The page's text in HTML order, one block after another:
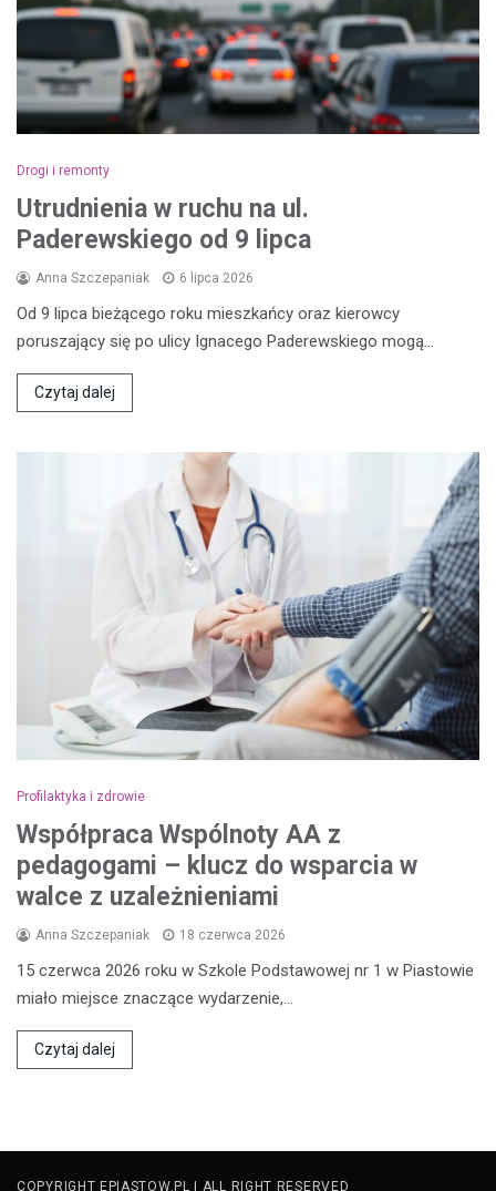
Drogi i remonty
Utrudnienia w ruchu na ul.
Paderewskiego od 9 lipca
Anna Szczepaniak 6 lipca 2026
Od 9 lipca bieżącego roku mieszkańcy oraz kierowcy
poruszający się po ulicy Ignacego Paderewskiego mogą…
Czytaj dalej
Profilaktyka i zdrowie
Współpraca Wspólnoty AA z
pedagogami – klucz do wsparcia w
walce z uzależnieniami
Anna Szczepaniak 18 czerwca 2026
15 czerwca 2026 roku w Szkole Podstawowej nr 1 w Piastowie
miało miejsce znaczące wydarzenie,…
Czytaj dalej
COPYRIGHT EPIASTOW.PL | ALL RIGHT RESERVED